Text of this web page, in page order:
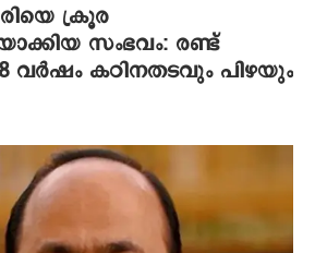
ക്രൂര
സംഭവം: രണ്ട്
വർഷം കഠിനതടവും പിഴയും